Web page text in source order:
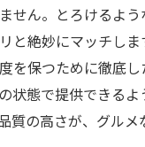
せん。とろけるよ
と絶妙にマッチし
を保つために徹底
状態で提供できる
質の高さが、グル